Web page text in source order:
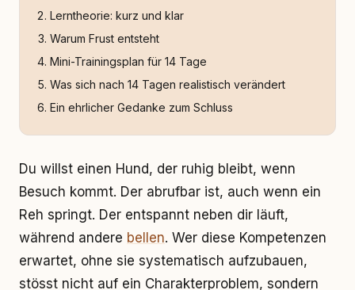
Lerntheorie: kurz und klar
Warum Frust entsteht
Mini-Trainingsplan für 14 Tage
Was sich nach 14 Tagen realistisch verändert
Ein ehrlicher Gedanke zum Schluss
Du willst einen Hund, der ruhig bleibt, wenn
Besuch kommt. Der abrufbar ist, auch wenn ein
Reh springt. Der entspannt neben dir läuft,
während andere bellen. Wer diese Kompetenzen
erwartet, ohne sie systematisch aufzubauen,
stösst nicht auf ein Charakterproblem, sondern